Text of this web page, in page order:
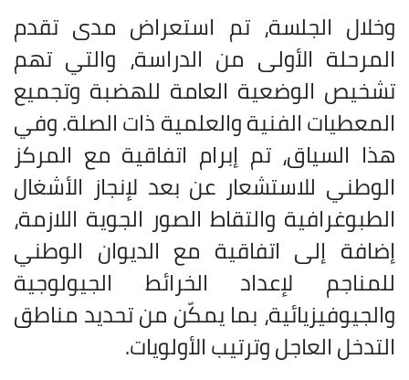
وخلال الجلسة، تم استعراض مدى تقدم
المرحلة الأولى من الدراسة، والتي تهم
تشخيص الوضعية العامة للهضبة وتجميع
المعطيات الفنية والعلمية ذات الصلة. وفي
هذا السياق، تم إبرام اتفاقية مع المركز
الوطني للاستشعار عن بعد لإنجاز الأشغال
الطبوغرافية والتقاط الصور الجوية اللازمة،
إضافة إلى اتفاقية مع الديوان الوطني
للمناجم لإعداد الخرائط الجيولوجية
والجيوفيزيائية، بما يمكّن من تحديد مناطق
التدخل العاجل وترتيب الأولويات.